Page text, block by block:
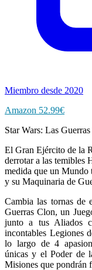
Miembro desde 2020
Amazon 52.99€
Star Wars: Las
El Gran Ejército de la
derrotar a las temibles
medida que un Mundo
y su Maquinaria de
Cambia las tornas de
Guerras Clon, un
junto a tus Aliados
incontables Legiones
lo largo de 4
únicas y el Poder de
Misiones que pondrán